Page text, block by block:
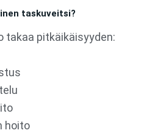
taskuveitsi?
takaa pitkäikäisyyden:
hoito